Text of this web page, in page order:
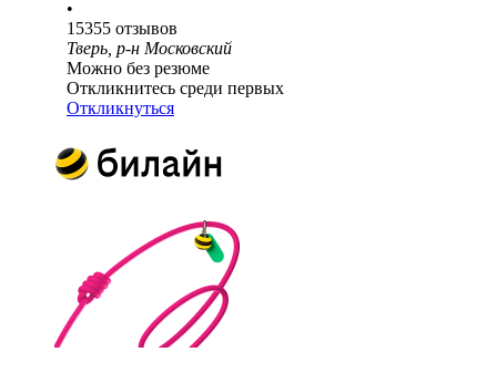
•
15355 отзывов
Тверь, р-н Московский
Можно без резюме
Откликнитесь среди первых
Откликнуться